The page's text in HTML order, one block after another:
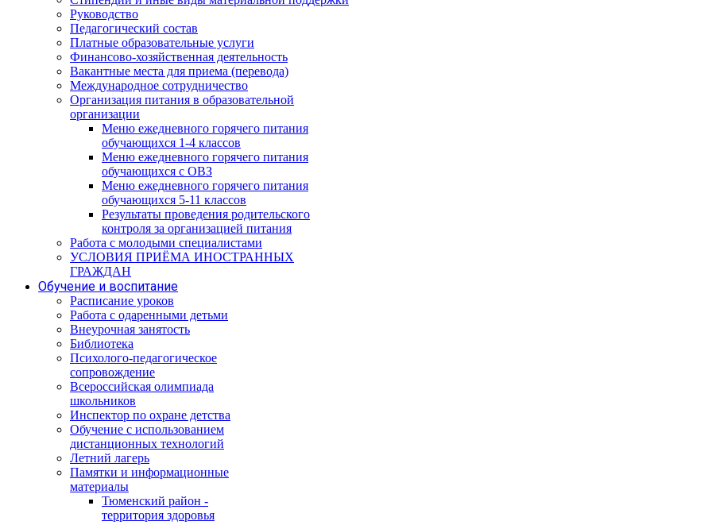
Руководство
Педагогический состав
Платные образовательные услуги
Финансово-хозяйственная деятельность
Вакантные места для приема (перевода)
Международное сотрудничество
Организация питания в образовательной
организации
Меню ежедневного горячего питания
обучающихся 1-4 классов
Меню ежедневного горячего питания
обучающихся с ОВЗ
Меню ежедневного горячего питания
обучающихся 5-11 классов
Результаты проведения родительского
контроля за организацией питания
Работа с молодыми специалистами
УСЛОВИЯ ПРИЁМА ИНОСТРАННЫХ
ГРАЖДАН
Обучение и воспитание
Расписание уроков
Работа с одаренными детьми
Внеурочная занятость
Библиотека
Психолого-педагогическое
сопровождение
Всероссийская олимпиада
школьников
Инспектор по охране детства
Обучение с использованием
дистанционных технологий
Летний лагерь
Памятки и информационные
материалы
Тюменский район -
территория здоровья